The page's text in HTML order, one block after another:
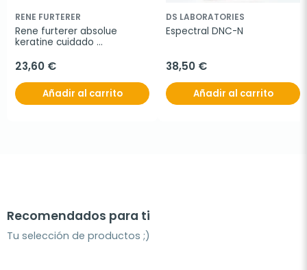
RENE FURTERER
Rene furterer absolue
keratine cuidado
23,60 €
Añadir al carrito
DS LABORATORIES
Espectral DNC-N
38,50 €
Añadir al carrito
Recomendados para ti
Tu selección de productos ;)